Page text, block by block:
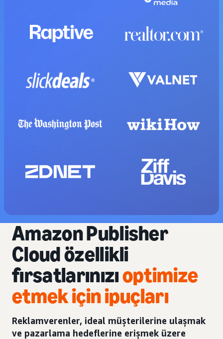
Amazon Publisher
Cloud özellikli
fırsatlarınızıoptimize
etmek için ipuçları
Reklamverenler, ideal müşterilerine ulaşmak
ve pazarlama hedeflerine erişmek üzere